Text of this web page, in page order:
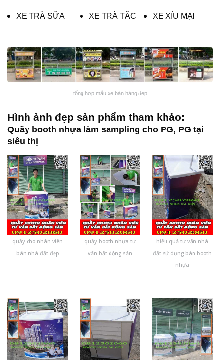
XE TRÀ SỮA XE TRÀ TẮC XE XÍU MẠI
tổng hợp mẫu xe bán hàng đẹp
Hình ảnh đẹp sản phẩm tham khảo:
Quầy booth nhựa làm sampling cho PG, PG tại
siêu thị
quầy cho nhân viên
bán nhà đất đẹp
quầy booth nhựa tư
vấn bất dộng sản
hiệu quả tư vấn nhà
đất sử dụng bàn booth
nhựa